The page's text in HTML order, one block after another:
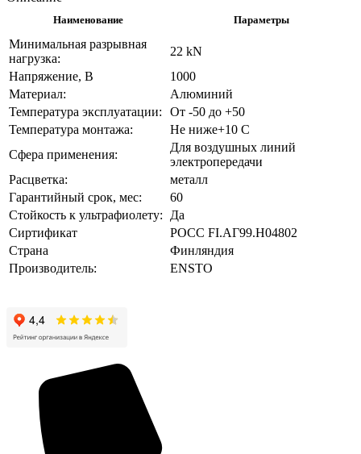
SO253Наименование Параметры
Минимальная разрывная
нагрузка:
22 kN
Напряжение, В
1000
Материал:
Алюминий
Температура эксплуатации:
От -50 до +50
Температура монтажа:
Не ниже+10 С
Сфера применения:
Для воздушных линий
электропередачи
Расцветка:
металл
Гарантийный срок, мес:
60
Стойкость к ультрафиолету:
Да
Сиртификат
POCC FI.АГ99.H04802
Страна
Финляндия
Производитель:
ENSTO